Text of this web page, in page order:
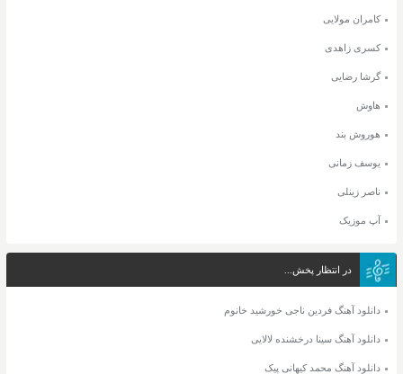
کامران مولایی
کسری زاهدی
گرشا رضایی
هاوش
هوروش بند
یوسف زمانی
ناصر زینلی
آپ موزیک
در انتظار پخش...
دانلود آهنگ فردین ناجی خورشید خانوم
دانلود آهنگ سینا درخشنده لالایی
دانلود آهنگ محمد کیهانی پیک